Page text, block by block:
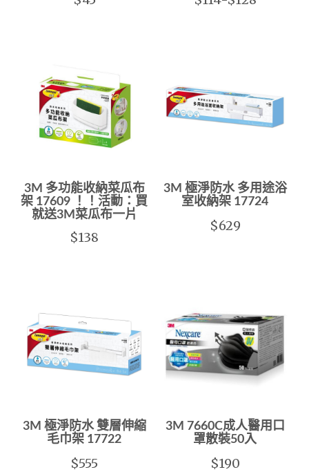
3M 多功能收納菜瓜布
架 17609 ！！活動：買
就送3M菜瓜布一片
$138
3M 極淨防水 多用途浴
室收納架 17724
$629
3M 極淨防水 雙層伸縮
毛巾架 17722
$555
3M 7660C成人醫用口
罩散裝50入
$190